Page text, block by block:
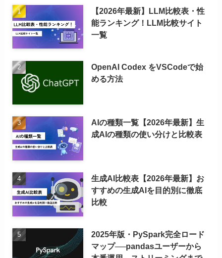
【2026年最新】LLM比較表・性
能ランキング！LLM比較サイト
一覧
OpenAI Codex をVSCodeで始
める方法
AIの種類一覧【2026年最新】生
成AIの種類の使い分けと比較表
生成AI比較表【2026年最新】お
すすめの生成AIを目的別に徹底
比較
2025年版・PySpark完全ロード
マップ──pandasユーザーから